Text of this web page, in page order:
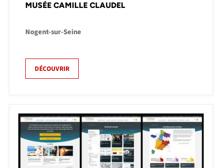
MUSÉE CAMILLE CLAUDEL
Nogent-sur-Seine
DÉCOUVRIR